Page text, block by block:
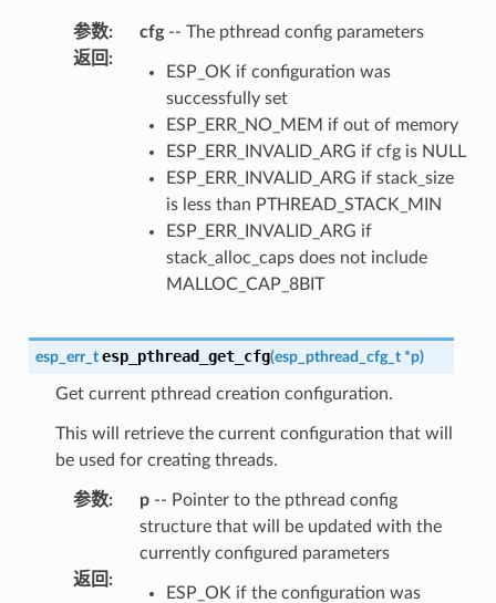
参数: cfg-- The pthread config parameters
返回 :
ESP_OK if configuration was
successfully set
ESP_ERR_NO_MEM if out of memory
ESP_ERR_INVALID_ARG if cfg is NULL
ESP_ERR_INVALID_ARG if stack_size
is less than PTHREAD_STACK_MIN
ESP_ERR_INVALID_ARG if
stack_alloc_caps does not include
MALLOC_CAP_8BIT
esp_err_t esp_pthread_get_cfg(esp_pthread_cfg_t *p)
Get current pthread creation configuration.
This will retrieve the current configuration that will
be used for creating threads.
参数: p-- Pointer to the pthread config
structure that will be updated with the
currently configured parameters
返回 :
ESP_OK if the configuration was